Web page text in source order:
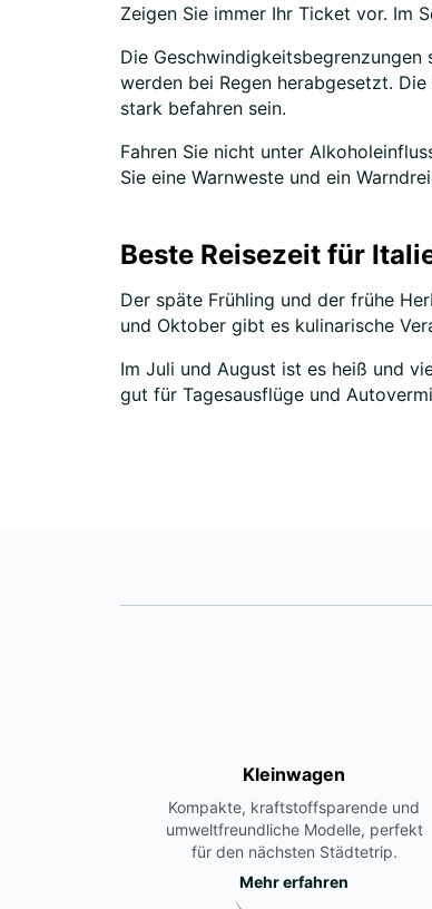
Zeigen Sie immer Ihr Ticket vor. Im
Die
werden bei Regen herabgesetzt.
stark befahren sein.
Fahren Sie nicht unter
Sie eine Warnweste und ein
Beste Reisezeit für
Der späte Frühling und der frühe
und Oktober gibt es kulinarische
Im Juli und August ist es heiß und
gut für Tagesausflüge und
Kleinwagen
Kompakte, kraftstoffsparende und
umweltfreundliche Modelle, perfekt
für den nächsten Städtetrip.
Mehr erfahren